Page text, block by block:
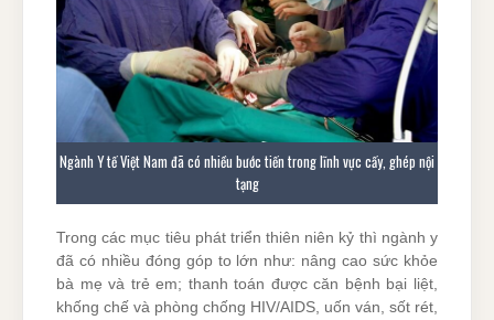
Ngành Y tế Việt Nam đã có nhiều bước tiến trong lĩnh vực cấy, ghép nội
tạng
Trong các mục tiêu phát triển thiên niên kỷ thì ngành y
đã có nhiều đóng góp to lớn như: nâng cao sức khỏe
bà mẹ và trẻ em; thanh toán được căn bệnh bại liệt,
khống chế và phòng chống HIV/AIDS, uốn ván, sốt rét,